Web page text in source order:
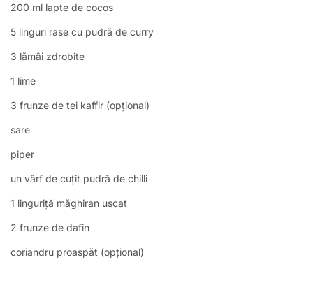
200 ml lapte de cocos
5 linguri rase cu pudră de curry
3 lămâi zdrobite
1 lime
3 frunze de tei kaffir (opțional)
sare
piper
un vârf de cuțit pudră de chilli
1 linguriță măghiran uscat
2 frunze de dafin
coriandru proaspăt (opțional)